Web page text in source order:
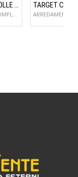
TARGET CONSOLLE OMNIA
ARREDAMENTI COMPLEMENTI D'ARREDO